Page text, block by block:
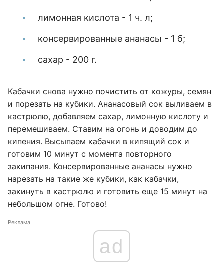
лимонная кислота - 1 ч. л;
консервированные ананасы - 1 б;
сахар - 200 г.
Кабачки снова нужно почистить от кожуры, семян
и порезать на кубики. Ананасовый сок выливаем в
кастрюлю, добавляем сахар, лимонную кислоту и
перемешиваем. Ставим на огонь и доводим до
кипения. Высыпаем кабачки в кипящий сок и
готовим 10 минут с момента повторного
закипания. Консервированные ананасы нужно
нарезать на такие же кубики, как кабачки,
закинуть в кастрюлю и готовить еще 15 минут на
небольшом огне. Готово!
Реклама
ad